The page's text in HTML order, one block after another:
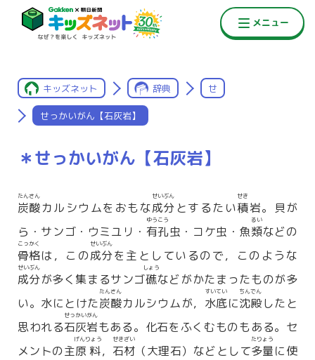
キッズネット 辞典 せ
せっかいがん【石灰岩】
＊せっかいがん【石灰岩】
炭酸
たんさん
カルシウムをおもな成分
せいぶん
とするたい積
せき
岩。貝が
ら・サンゴ・ウミユリ・ 有孔
ゆうこう
虫・コケ虫・魚類
るい
などの
骨格
こっかく
は，この成分
せいぶん
を主としているので，このような
成分
せいぶん
が多く集まるサンゴ礁
しょう
などがかたまったものが多
い。水にとけた炭酸
たんさん
カルシウムが， 水底
すいてい
に沈殿
ちんでん
したと
思われる石灰岩
せっかいがん
もある。化石をふくむものもある。セ
メントの主原料
げんりょう
， 石材
せきざい
（大理石）などとして多量
たりょう
に使